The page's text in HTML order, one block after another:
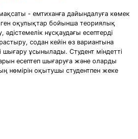
- емтиханға дайындалуға көмек
оқулықтар бойынша теориялық
нұсқаудағы есептерді
содан кейін өз вариантына
шығару ұсынылады. Студент міндетті
есептеп шығаруға және оларды
нөмірін оқытушы студентпен жеке